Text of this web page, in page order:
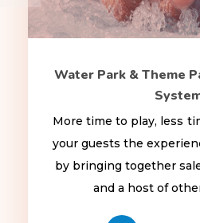
Water Park & Theme
More time to play, less
your guests the
by bringing together
and a host of